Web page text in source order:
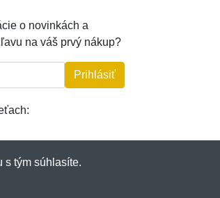
o novinkách a
na váš prvý nákup?
Prihlásiť
s tým súhlasíte.